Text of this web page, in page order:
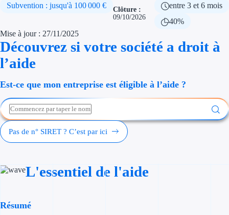
Économies
Création
Cession
Type de financements
Subvention : jusqu'à 100 000 €
Clôture :
09/10/2026
entre 3 et 6 mois
40%
Mise à jour : 27/11/2025
Découvrez si votre société a droit à
l’aide
Est-ce que mon entreprise est éligible à l’aide ?
Pas de n° SIRET ? C’est par ici
L'essentiel de l'aide
Résumé